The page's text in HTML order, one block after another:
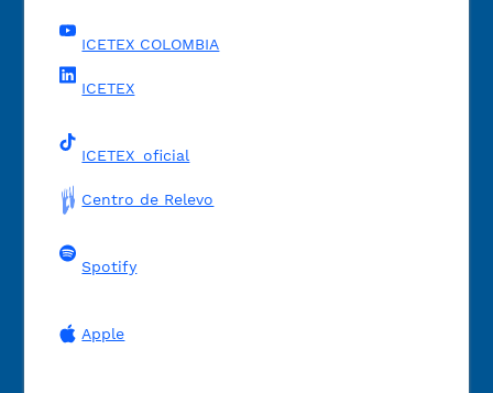
ICETEX COLOMBIA
ICETEX
ICETEX_oficial
Centro de Relevo
Spotify
Apple